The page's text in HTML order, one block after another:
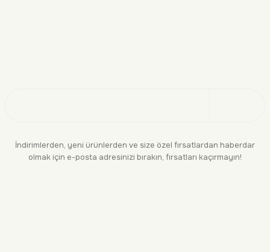
İndirimlerden, yeni ürünlerden ve size özel fırsatlardan haberdar
olmak için e-posta adresinizi bırakın, fırsatları kaçırmayın!